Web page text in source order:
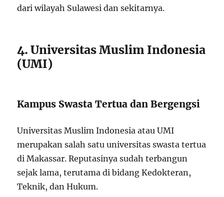
dari wilayah Sulawesi dan sekitarnya.
4. Universitas Muslim Indonesia
(UMI)
Kampus Swasta Tertua dan Bergengsi
Universitas Muslim Indonesia atau UMI
merupakan salah satu universitas swasta tertua
di Makassar. Reputasinya sudah terbangun
sejak lama, terutama di bidang Kedokteran,
Teknik, dan Hukum.